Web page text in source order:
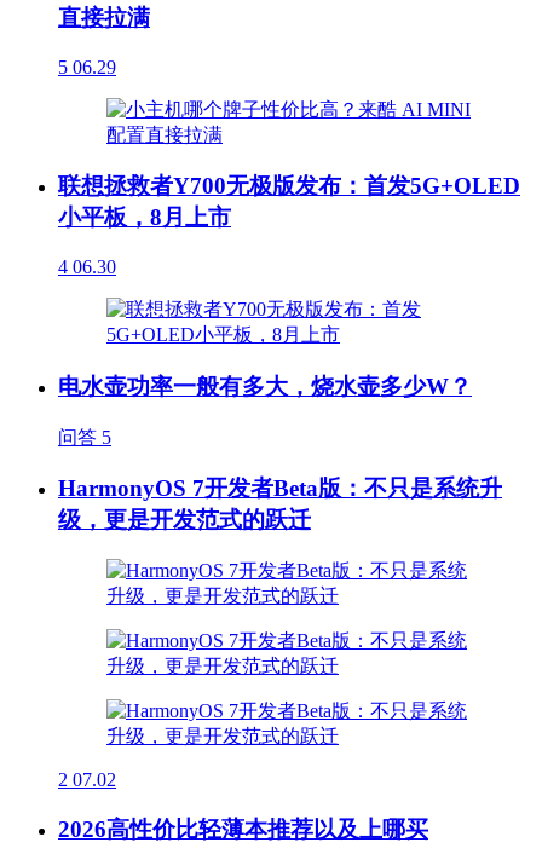
直接拉满
5 06.29
联想拯救者Y700无极版发布：首发5G+OLED
小平板，8月上市
4 06.30
电水壶功率一般有多大，烧水壶多少W？
问答 5
HarmonyOS 7开发者Beta版：不只是系统升
级，更是开发范式的跃迁
2 07.02
2026高性价比轻薄本推荐以及上哪买